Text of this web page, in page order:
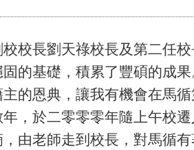
校長劉天祿校長及第二任
的基礎，積累了豐碩的成
的恩典，讓我有機會在馬
，於二零零零年隨上午校
由老師走到校長，對馬循有